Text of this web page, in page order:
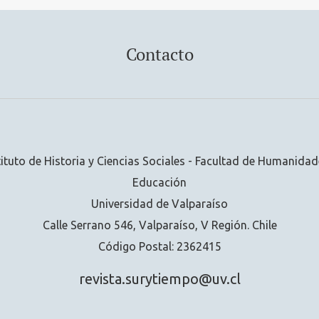
Contacto
de Historia y Ciencias Sociales - Facultad de
Educación
Universidad de Valparaíso
Calle Serrano 546, Valparaíso, V Región. Chile
Código Postal: 2362415
revista.surytiempo@uv.cl